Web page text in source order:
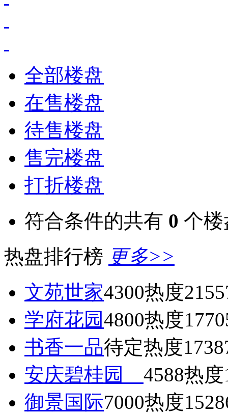
全部楼盘
在售楼盘
待售楼盘
售完楼盘
打折楼盘
符合条件的共有 0 个楼
热盘排行榜 更多>>
文苑世家4300热度
学府花园4800热度
书香一品待定热度
安庆碧桂园 4588热度
御景国际7000热度